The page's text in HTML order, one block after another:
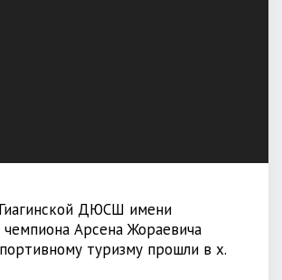
ДЮСШ имени
чемпиона Арсена Жораевича
туризму прошли в х.